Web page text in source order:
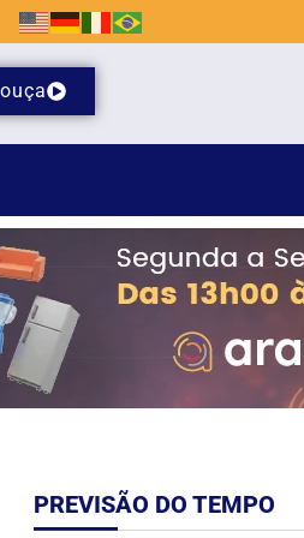
ouça
Brusque
PREVISÃO DO TEMPO